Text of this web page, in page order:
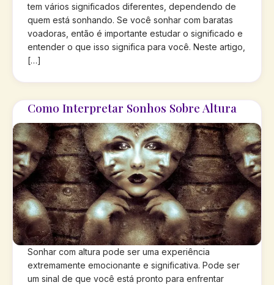
tem vários significados diferentes, dependendo de
quem está sonhando. Se você sonhar com baratas
voadoras, então é importante estudar o significado e
entender o que isso significa para você. Neste artigo,
[…]
Como Interpretar Sonhos Sobre Altura
Sonhar com altura pode ser uma experiência
extremamente emocionante e significativa. Pode ser
um sinal de que você está pronto para enfrentar